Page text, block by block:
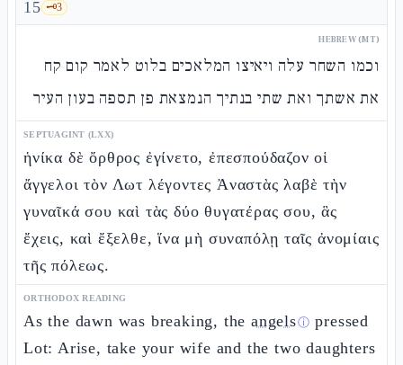
15 🗝️3
HEBREW (MT)
וכמו השחר עלה ויאיצו המלאכים בלוט לאמר קום קח
את אשתך ואת שתי בנתיך הנמצאת פן תספה בעון העיר
SEPTUAGINT (LXX)
ἡνίκα δὲ ὄρθρος ἐγίνετο, ἐπεσπούδαζον οἱ
ἄγγελοι τὸν Λωτ λέγοντες Ἀναστὰς λαβὲ τὴν
γυναῖκά σου καὶ τὰς δύο θυγατέρας σου, ἃς
ἔχεις, καὶ ἔξελθε, ἵνα μὴ συναπόλῃ ταῖς ἀνομίαις
τῆς πόλεως.
ORTHODOX READING
As the dawn was breaking, theangelsⓘ pressed
Lot: Arise, take your wife and the two daughters